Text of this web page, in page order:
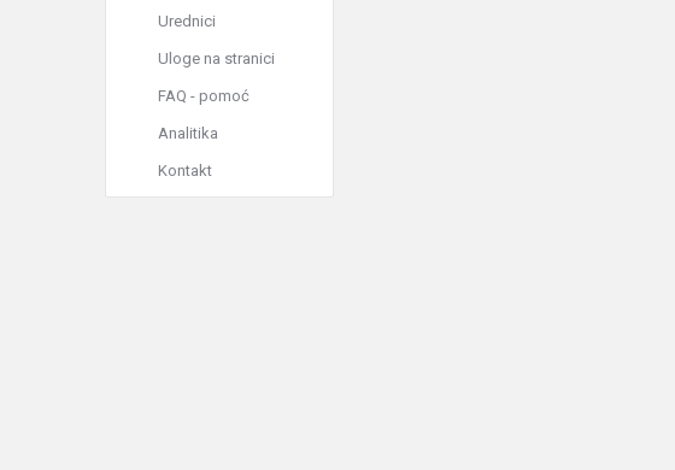
Urednici
Uloge na stranici
FAQ - pomoć
Analitika
Kontakt